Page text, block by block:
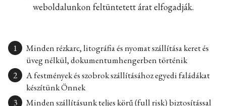
weboldalunkon feltüntetett árat elfogadják.
Minden rézkarc, litográfia és nyomat szállítása keret és
üveg nélkül, dokumentumhengerben történik
A festmények és szobrok szállításához egyedi faládákat
készítünk Önnek
Minden szállításunk teljes körű (full risk) biztosítással